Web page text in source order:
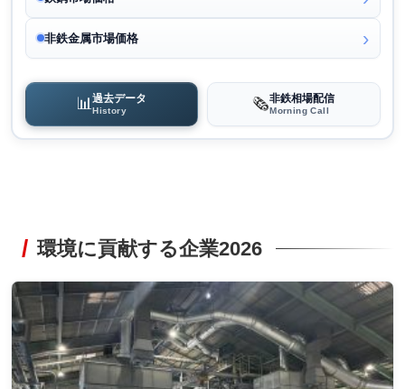
非鉄金属市場価格
📊過去データ
History 🗞️非鉄相場配信
Morning Call
環境に貢献する企業2026